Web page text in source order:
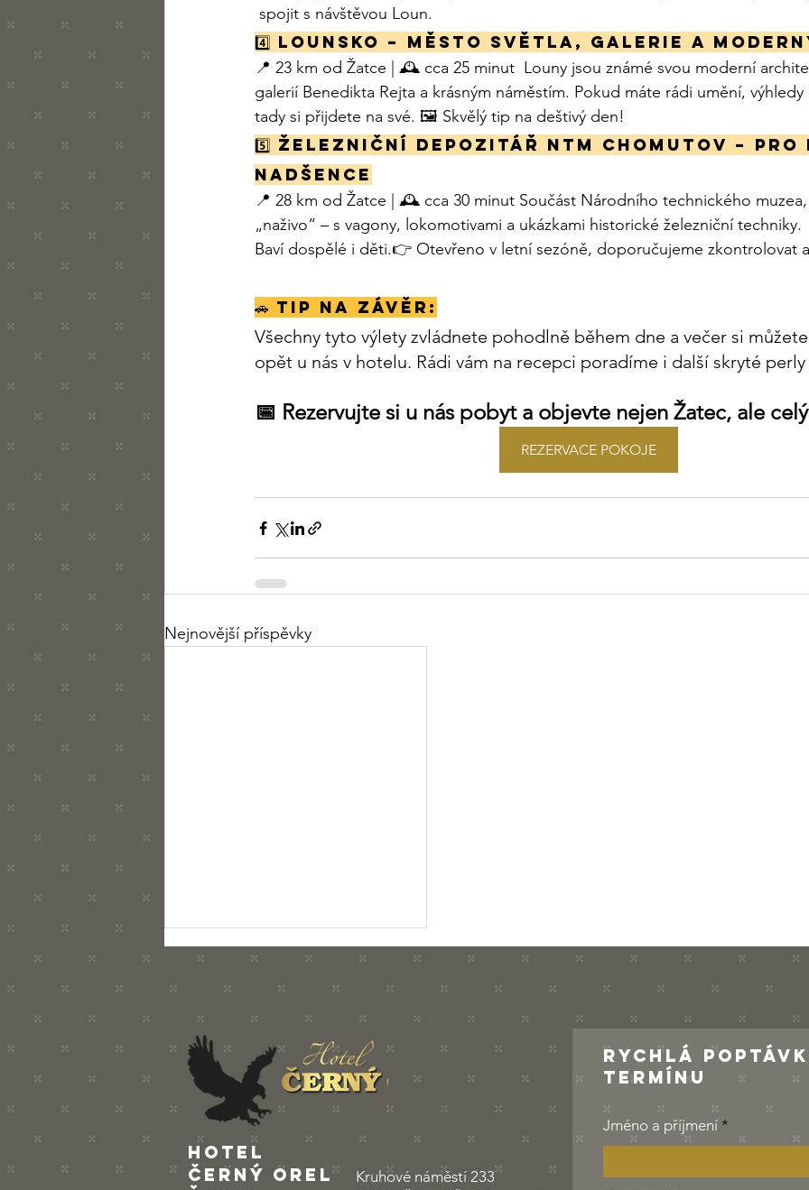
spojit s návštěvou Loun.
4️⃣ Lounsko – město světla, galerie a
📍 23 km od Žatce | 🕰️ cca 25 minut  Louny jsou známé svou moderní
galerií Benedikta Rejta a krásným náměstím. Pokud máte rádi umění, výhledy
tady si přijdete na své. 🖼️ Skvělý tip na deštivý den!
5️⃣ Železniční depozitář NTM Chomutov – pro
nadšence
📍 28 km od Žatce | 🕰️ cca 30 minut Součást Národního technického muzea,
„naživo“ – s vagony, lokomotivami a ukázkami historické železniční techniky.
Baví dospělé i děti.👉 Otevřeno v letní sezóně, doporučujeme zkontrolovat
🚗 Tip na závěr:
Všechny tyto výlety zvládnete pohodlně během dne a večer si
opět u nás v hotelu. Rádi vám na recepci poradíme i další skryté
📅 Rezervujte si u nás pobyt a objevte nejen Žatec, ale
REZERVACE POKOJE
Nejnovější příspěvky
Nový web
HOTEL ACTIVE
WELLNESS
HARMONIE
Hotel
ČERNÝ OREL
Kruhové náměstí 233
Rychlá
termínu
Jméno a příjmení